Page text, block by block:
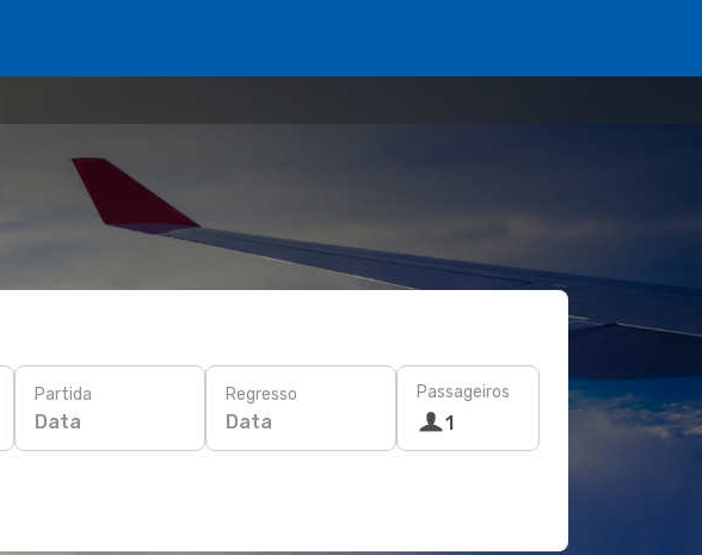
Partida
Data
Regresso
Data
Passageiros
1